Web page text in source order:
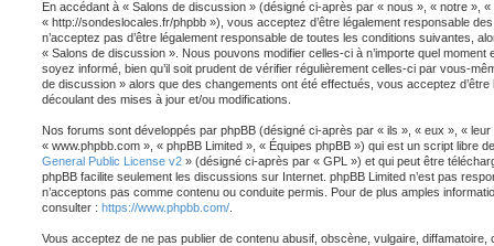
e
c
e
r
En accédant à « Salons de discussion » (désigné ci-après par « nous », « notre »,
« http://sondeslocales.fr/phpbb »), vous acceptez d’être légalement responsable
n’acceptez pas d’être légalement responsable de toutes les conditions suivantes,
« Salons de discussion ». Nous pouvons modifier celles-ci à n’importe quel
soyez informé, bien qu’il soit prudent de vérifier régulièrement celles-ci par vous-
de discussion » alors que des changements ont été effectués, vous acceptez
découlant des mises à jour et/ou modifications.
Nos forums sont développés par phpBB (désigné ci-après par « ils », « eux », « leur
« www.phpbb.com », « phpBB Limited », « Équipes phpBB ») qui est un script libre
General Public License v2 » (désigné ci-après par « GPL ») et qui peut être
phpBB facilite seulement les discussions sur Internet. phpBB Limited n’est pas
n’acceptons pas comme contenu ou conduite permis. Pour de plus amples
consulter : https://www.phpbb.com/
Vous acceptez de ne pas publier de contenu abusif, obscène, vulgaire,